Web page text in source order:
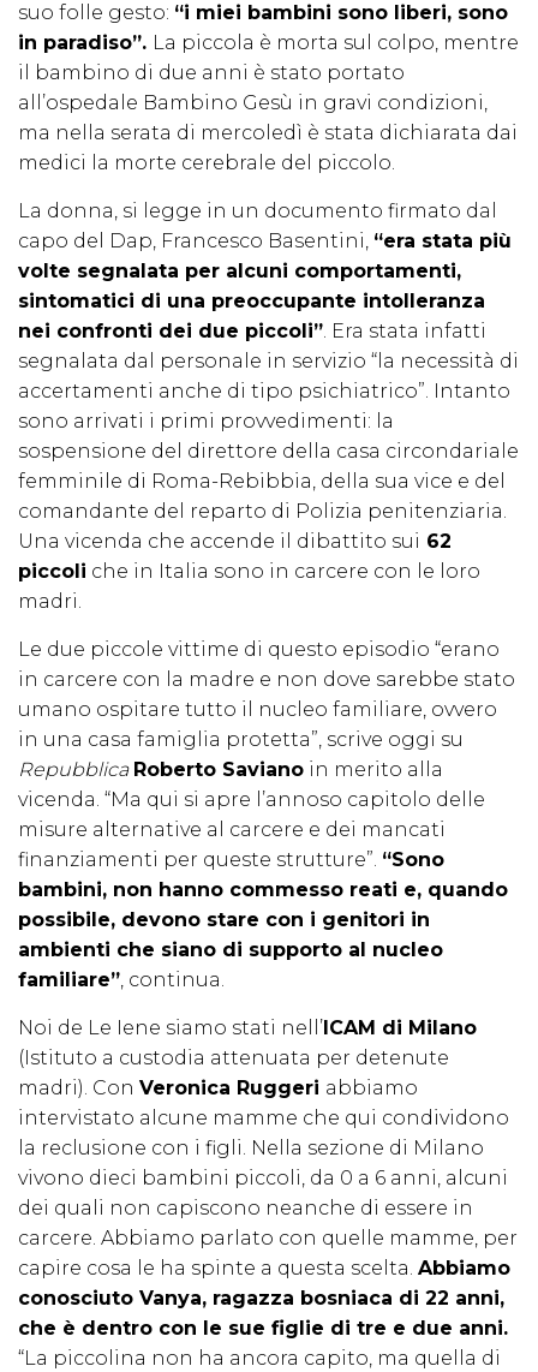
suo folle gesto: “i miei bambini sono liberi, sono
in paradiso”. La piccola è morta sul colpo, mentre
il bambino di due anni è stato portato
all’ospedale Bambino Gesù in gravi condizioni,
ma nella serata di mercoledì è stata dichiarata dai
medici la morte cerebrale del piccolo.
La donna, si legge in un documento firmato dal
capo del Dap, Francesco Basentini, “era stata più
volte segnalata per alcuni comportamenti,
sintomatici di una preoccupante intolleranza
nei confronti dei due piccoli”. Era stata infatti
segnalata dal personale in servizio “la necessità di
accertamenti anche di tipo psichiatrico”. Intanto
sono arrivati i primi provvedimenti: la
sospensione del direttore della casa circondariale
femminile di Roma-Rebibbia, della sua vice e del
comandante del reparto di Polizia penitenziaria.
Una vicenda che accende il dibattito sui 62
piccoli che in Italia sono in carcere con le loro
madri.
Le due piccole vittime di questo episodio “erano
in carcere con la madre e non dove sarebbe stato
umano ospitare tutto il nucleo familiare, ovvero
in una casa famiglia protetta”, scrive oggi su
Repubblica Roberto Saviano in merito alla
vicenda. “Ma qui si apre l’annoso capitolo delle
misure alternative al carcere e dei mancati
finanziamenti per queste strutture”. “Sono
bambini, non hanno commesso reati e, quando
possibile, devono stare con i genitori in
ambienti che siano di supporto al nucleo
familiare”, continua.
Noi de Le Iene siamo stati nell’ ICAM di Milano
(Istituto a custodia attenuata per detenute
madri). Con Veronica Ruggeri abbiamo
intervistato alcune mamme che qui condividono
la reclusione con i figli. Nella sezione di Milano
vivono dieci bambini piccoli, da 0 a 6 anni, alcuni
dei quali non capiscono neanche di essere in
carcere. Abbiamo parlato con quelle mamme, per
capire cosa le ha spinte a questa scelta. Abbiamo
conosciuto Vanya, ragazza bosniaca di 22 anni,
che è dentro con le sue figlie di tre e due anni.
“La piccolina non ha ancora capito, ma quella di